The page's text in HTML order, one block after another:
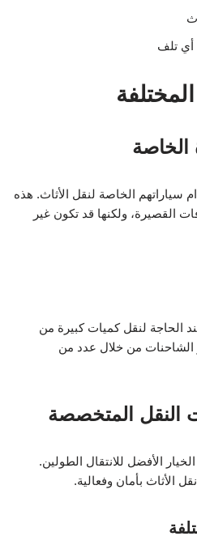
أي تلف
الخاصة لنقل الأثاث. هذه
القصيرة، ولكنها قد تكون غير
الحاجة لنقل كميات كبيرة من
الشاحنات من خلال عدد من
الأفضل للانتقال الطولين.
الأثاث بأمان وفعالية.